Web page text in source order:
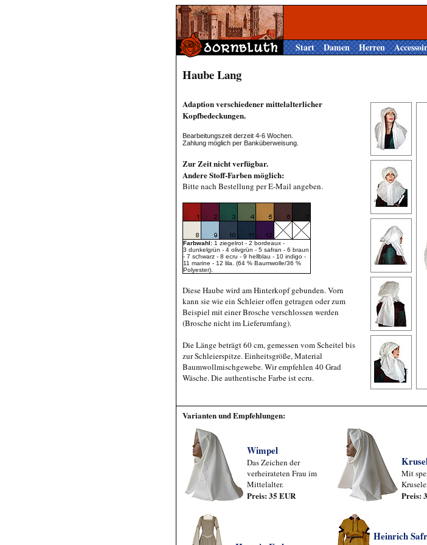
Start Damen Herren
Haube Lang
Adaption verschiedener mittelalterlicher
Kopfbedeckungen.
Bearbeitungszeit derzeit 4-6 Wochen.
Zahlung möglich per Banküberweisung.
Zur Zeit nicht verfügbar.
Andere Stoff-Farben möglich:
Bitte nach Bestellung per E-Mail angeben.
Farbwahl: 1 ziegelrot - 2 bordeaux -
3 dunkelgrün - 4 olivgrün - 5 safran - 6 braun
- 7 schwarz - 8 ecru - 9 hellblau - 10 indigo -
11 marine - 12 lila. (64 % Baumwolle/36 %
Polyester).
Diese Haube wird am Hinterkopf gebunden. Vorn
kann sie wie ein Schleier offen getragen oder zum
Beispiel mit einer Brosche verschlossen werden
(Brosche nicht im Lieferumfang).
Die Länge beträgt 60 cm, gemessen vom Scheitel bis
zur Schleierspitze. Einheitsgröße, Material
Baumwollmischgewebe. Wir empfehlen 40 Grad
Wäsche. Die authentische Farbe ist ecru.
Varianten und Empfehlungen:
Wimpel
Das Zeichen der
verheirateten Frau im
Mittelalter.
Preis: 35 EUR
Mit
Preis:
Heinrich